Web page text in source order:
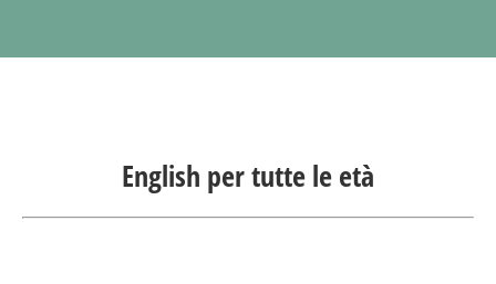
English per tutte le età